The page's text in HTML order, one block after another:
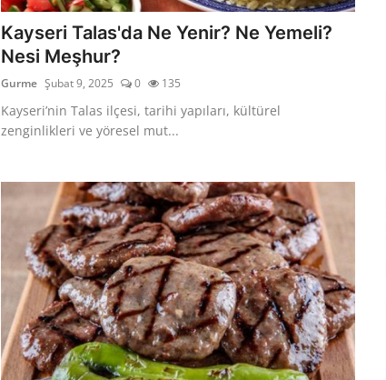
Kayseri Talas'da Ne Yenir? Ne Yemeli?
Nesi Meşhur?
Gurme Şubat 9, 2025 0 135
Kayseri’nin Talas ilçesi, tarihi yapıları, kültürel
zenginlikleri ve yöresel mut...